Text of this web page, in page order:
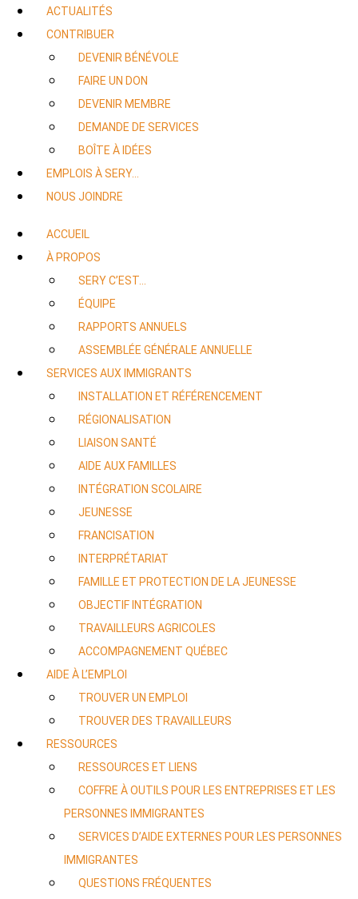
ACTUALITÉS
CONTRIBUER
DEVENIR BÉNÉVOLE
FAIRE UN DON
DEVENIR MEMBRE
DEMANDE DE SERVICES
BOÎTE À IDÉES
EMPLOIS À SERY…
NOUS JOINDRE
ACCUEIL
À PROPOS
SERY C’EST…
ÉQUIPE
RAPPORTS ANNUELS
ASSEMBLÉE GÉNÉRALE ANNUELLE
SERVICES AUX IMMIGRANTS
INSTALLATION ET RÉFÉRENCEMENT
RÉGIONALISATION
LIAISON SANTÉ
AIDE AUX FAMILLES
INTÉGRATION SCOLAIRE
JEUNESSE
FRANCISATION
INTERPRÉTARIAT
FAMILLE ET PROTECTION DE LA JEUNESSE
OBJECTIF INTÉGRATION
TRAVAILLEURS AGRICOLES
ACCOMPAGNEMENT QUÉBEC
AIDE À L’EMPLOI
TROUVER UN EMPLOI
TROUVER DES TRAVAILLEURS
RESSOURCES
RESSOURCES ET LIENS
COFFRE À OUTILS POUR LES ENTREPRISES ET LES
PERSONNES IMMIGRANTES
SERVICES D’AIDE EXTERNES POUR LES PERSONNES
IMMIGRANTES
QUESTIONS FRÉQUENTES